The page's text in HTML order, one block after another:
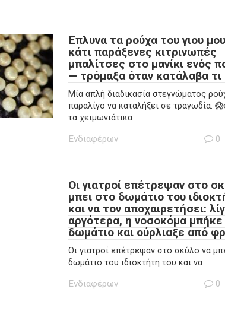
Έπλυνα τα ρούχα του γιου
κάτι παράξενες κιτρινωπές
μπαλίτσες στο μανίκι ενός
— τρόμαξα όταν κατάλαβα τι
Μία απλή διαδικασία στεγνώματος
παραλίγο να καταλήξει σε τραγωδία.
τα χειμωνιάτικα
Ενδιαφέρων 0
Οι γιατροί επέτρεψαν στο
μπει στο δωμάτιο του
και να τον αποχαιρετήσει:
αργότερα, η νοσοκόμα
δωμάτιο και ούρλιαξε από
Οι γιατροί επέτρεψαν στο σκύλο να
δωμάτιο του ιδιοκτήτη του και να
Ενδιαφέρων 0